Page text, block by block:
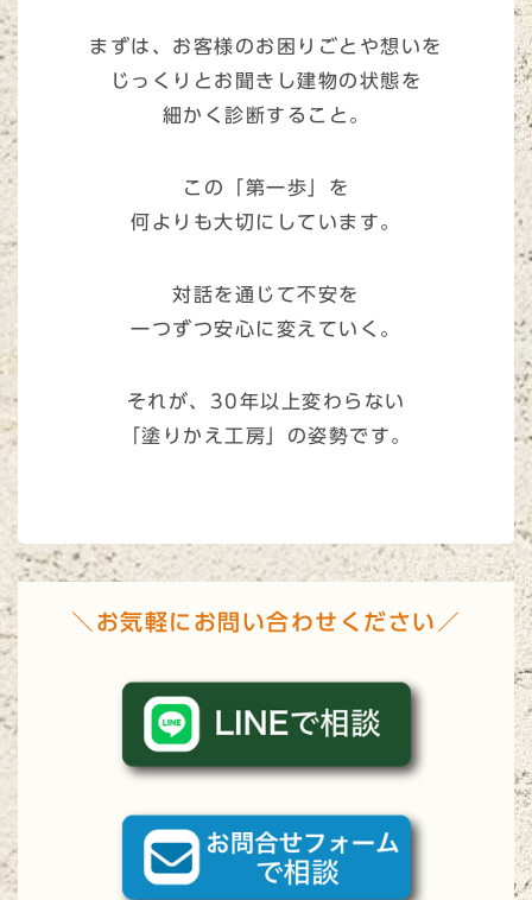
まずは、お客様のお困りごとや想いを
じっくりとお聞きし建物の状態を
細かく診断すること。
この「第一歩」を
何よりも大切にしています。
対話を通じて不安を
一つずつ安心に変えていく。
それが、30年以上変わらない
「塗りかえ工房」の姿勢です。
＼お気軽にお問い合わせください／